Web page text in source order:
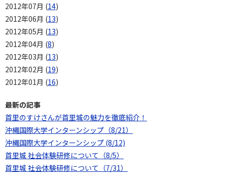
2012年07月 (14)
2012年06月 (13)
2012年05月 (13)
2012年04月 (8)
2012年03月 (13)
2012年02月 (19)
2012年01月 (16)
最新の記事
首里のすけさんが首里城の魅力を徹底紹介！
沖縄国際大学インターンシップ（8/21）
沖縄国際大学インターンシップ (8/12)
首里城 社会体験研修について（8/5）
首里城 社会体験研修について（7/31）